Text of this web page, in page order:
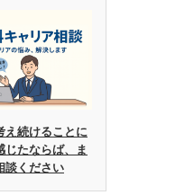
え続けることに
じたならば、ま
談ください